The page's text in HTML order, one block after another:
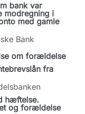
bank var
modregning i
med gamle
Bank
om forældelse
fra
hæftelse.
og forældelse